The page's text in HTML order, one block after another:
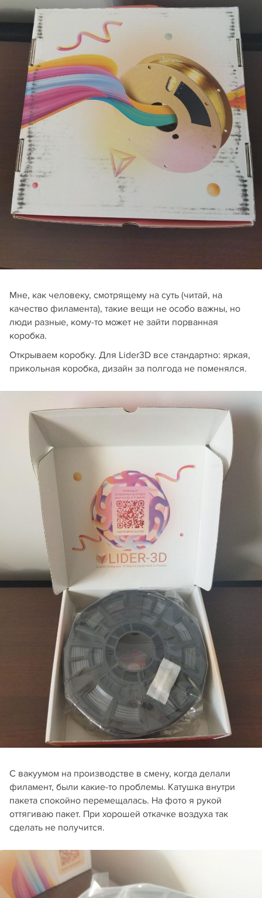
Мне, как человеку, смотрящему на суть (читай, на
качество филамента), такие вещи не особо важны, но
люди разные, кому-то может не зайти порванная
коробка.
Открываем коробку. Для Lider3D все стандартно: яркая,
прикольная коробка, дизайн за полгода не поменялся.
С вакуумом на производстве в смену, когда делали
филамент, были какие-то проблемы. Катушка внутри
пакета спокойно перемещалась. На фото я рукой
оттягиваю пакет. При хорошей откачке воздуха так
сделать не получится.